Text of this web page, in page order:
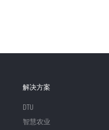
解决方案
DTU
智慧农业